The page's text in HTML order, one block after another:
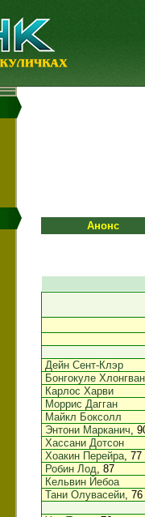
Анонс
Дейн Сент-Клэр
Бонгокуле
Карлос Харви
Моррис Дагган
Майкл Боксолл
Энтони Марканич,
Хассани Дотсон
Хоакин Перейра, 77
Робин Лод, 87
Кельвин Йебоа
Тани Олувасейи, 76